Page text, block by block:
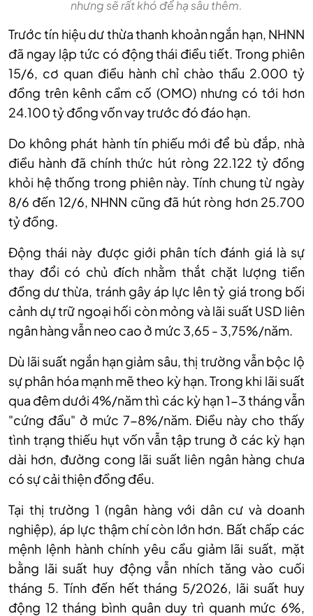
nhưng sẽ rất khó để hạ sâu thêm.
Trước tín hiệu dư thừa thanh khoản ngắn hạn, NHNN
đã ngay lập tức có động thái điều tiết. Trong phiên
15/6, cơ quan điều hành chỉ chào thầu 2.000 tỷ
đồng trên kênh cầm cố (OMO) nhưng có tới hơn
24.100 tỷ đồng vốn vay trước đó đáo hạn.
Do không phát hành tín phiếu mới để bù đắp, nhà
điều hành đã chính thức hút ròng 22.122 tỷ đồng
khỏi hệ thống trong phiên này. Tính chung từ ngày
8/6 đến 12/6, NHNN cũng đã hút ròng hơn 25.700
tỷ đồng.
Động thái này được giới phân tích đánh giá là sự
thay đổi có chủ đích nhằm thắt chặt lượng tiền
đồng dư thừa, tránh gây áp lực lên tỷ giá trong bối
cảnh dự trữ ngoại hối còn mỏng và lãi suất USD liên
ngân hàng vẫn neo cao ở mức 3,65 - 3,75%/năm.
Dù lãi suất ngắn hạn giảm sâu, thị trường vẫn bộc lộ
sự phân hóa mạnh mẽ theo kỳ hạn. Trong khi lãi suất
qua đêm dưới 4%/năm thì các kỳ hạn 1-3 tháng vẫn
"cứng đầu" ở mức 7-8%/năm. Điều này cho thấy
tình trạng thiếu hụt vốn vẫn tập trung ở các kỳ hạn
dài hơn, đường cong lãi suất liên ngân hàng chưa
có sự cải thiện đồng đều.
Tại thị trường 1 (ngân hàng với dân cư và doanh
nghiệp), áp lực thậm chí còn lớn hơn. Bất chấp các
mệnh lệnh hành chính yêu cầu giảm lãi suất, mặt
bằng lãi suất huy động vẫn nhích tăng vào cuối
tháng 5. Tính đến hết tháng 5/2026, lãi suất huy
động 12 tháng bình quân duy trì quanh mức 6%,